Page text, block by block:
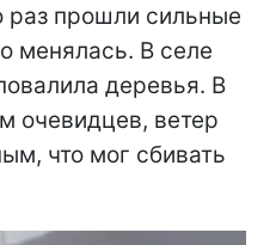
раз прошли сильные
менялась. В селе
деревья. В
очевидцев, ветер
что мог сбивать